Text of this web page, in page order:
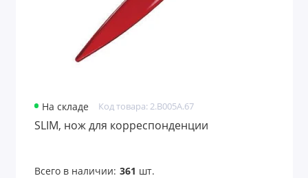
Наборы маркеров
Наборы ручек
Папки для документов
На складе Код товара: 2.B005A.67
SLIM, нож для корреспонденции
Всего в наличии: 361 шт.